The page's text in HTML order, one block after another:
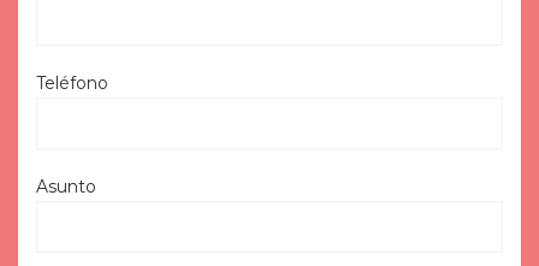
Teléfono
Asunto